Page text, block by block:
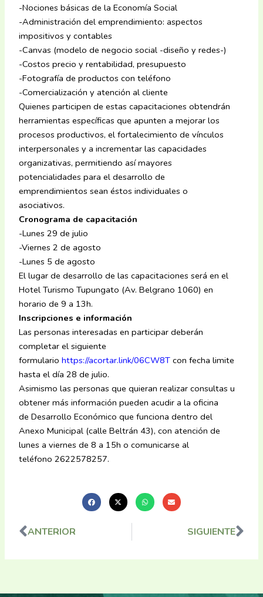
-Nociones básicas de la Economía Social
-Administración del emprendimiento: aspectos
impositivos y contables
-Canvas (modelo de negocio social -diseño y redes-)
-Costos precio y rentabilidad, presupuesto
-Fotografía de productos con teléfono
-Comercialización y atención al cliente
Quienes participen de estas capacitaciones obtendrán
herramientas específicas que apunten a mejorar los
procesos productivos, el fortalecimiento de vínculos
interpersonales y a incrementar las capacidades
organizativas, permitiendo así mayores
potencialidades para el desarrollo de
emprendimientos sean éstos individuales o
asociativos.
Cronograma de capacitación
-Lunes 29 de julio
-Viernes 2 de agosto
-Lunes 5 de agosto
El lugar de desarrollo de las capacitaciones será en el
Hotel Turismo Tupungato (Av. Belgrano 1060) en
horario de 9 a 13h.
Inscripciones e información
Las personas interesadas en participar deberán
completar el siguiente
formulariohttps://acortar.link/06CW8T con fecha limite
hasta el día 28 de julio.
Asimismo las personas que quieran realizar consultas u
obtener más información pueden acudir a la oficina
de Desarrollo Económico que funciona dentro del
Anexo Municipal (calle Beltrán 43), con atención de
lunes a viernes de 8 a 15h o comunicarse al
teléfono 2622578257.
Ant
ANTERIOR SIGUIENTE